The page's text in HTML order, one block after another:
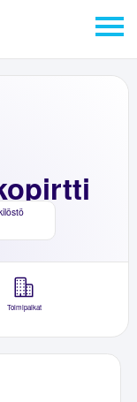
Toimipaikat